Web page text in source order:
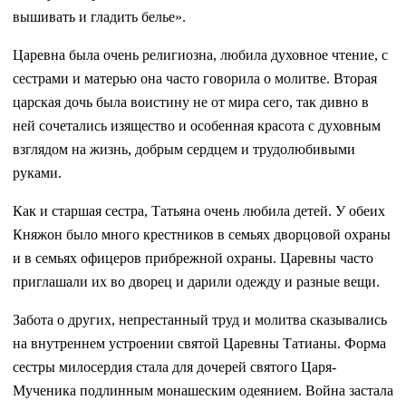
вышивать и гладить белье».
Царевна была очень религиозна, любила духовное чтение, с
сестрами и матерью она часто говорила о молитве. Вторая
царская дочь была воистину не от мира сего, так дивно в
ней сочетались изящество и особенная красота с духовным
взглядом на жизнь, добрым сердцем и трудолюбивыми
руками.
Как и старшая сестра, Татьяна очень любила детей. У обеих
Княжон было много крестников в семьях дворцовой охраны
и в семьях офицеров прибрежной охраны. Царевны часто
приглашали их во дворец и дарили одежду и разные вещи.
Забота о других, непрестанный труд и молитва сказывались
на внутреннем устроении святой Царевны Татианы. Форма
сестры милосердия стала для дочерей святого Царя-
Мученика подлинным монашеским одеянием. Война застала